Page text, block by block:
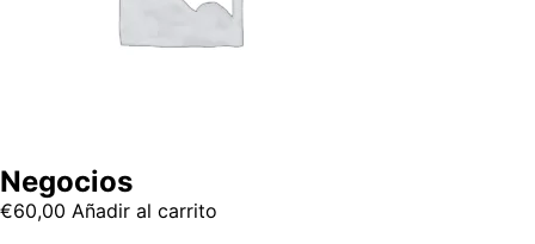
Negocios
€60,00 Añadir al carrito